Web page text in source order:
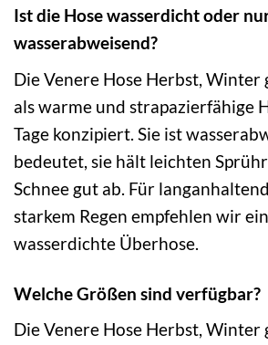
Ist die Hose wasserdicht oder
wasserabweisend?
Die Venere Hose Herbst,
als warme und strapazierfähige
Tage konzipiert. Sie ist
bedeutet, sie hält leichten
Schnee gut ab. Für
starkem Regen empfehlen wir
wasserdichte Überhose.
Welche Größen sind verfügbar?
Die Venere Hose Herbst, Winter